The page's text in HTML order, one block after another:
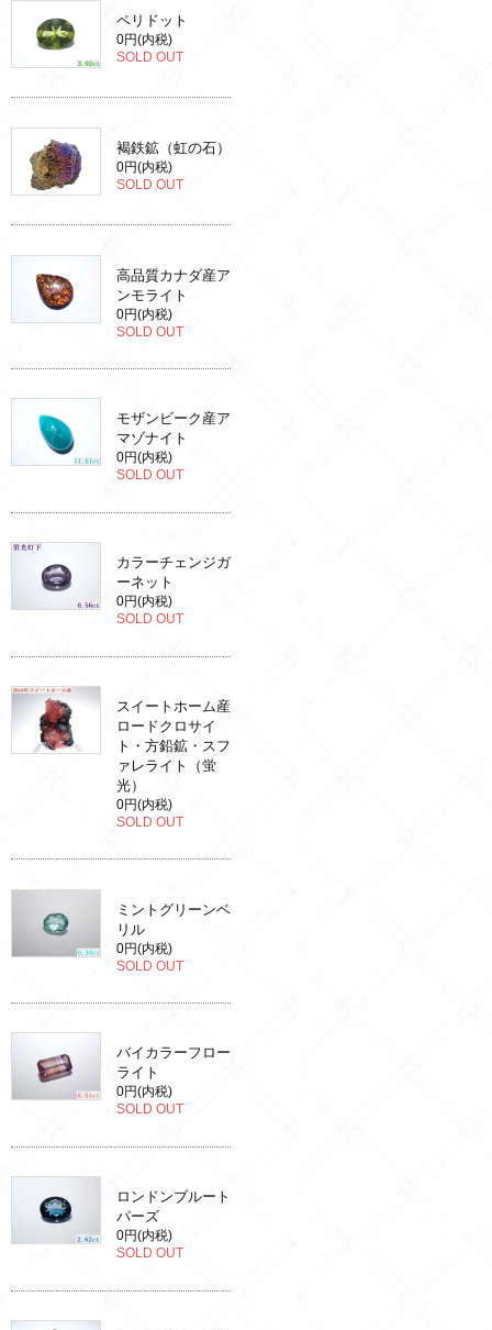
ペリドット
0円(内税)
SOLD OUT
褐鉄鉱（虹の石）
0円(内税)
SOLD OUT
高品質カナダ産ア
ンモライト
0円(内税)
SOLD OUT
モザンビーク産ア
マゾナイト
0円(内税)
SOLD OUT
カラーチェンジガ
ーネット
0円(内税)
SOLD OUT
スイートホーム産
ロードクロサイ
ト・方鉛鉱・スフ
ァレライト（蛍
光）
0円(内税)
SOLD OUT
ミントグリーンベ
リル
0円(内税)
SOLD OUT
バイカラーフロー
ライト
0円(内税)
SOLD OUT
ロンドンブルート
パーズ
0円(内税)
SOLD OUT